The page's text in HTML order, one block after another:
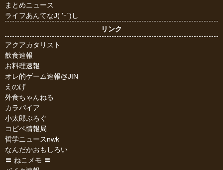
まとめニュース
ライフあんてなJ( 'ｰ`)し
リンク
アクアカタリスト
飲食速報
お料理速報
オレ的ゲーム速報@JIN
えのげ
外食ちゃんねる
カラパイア
小太郎ぶろぐ
コピペ情報局
哲学ニュースnwk
なんだかおもしろい
〓 ねこメモ 〓